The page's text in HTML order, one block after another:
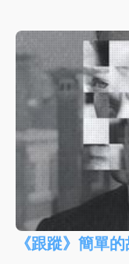
《跟蹤》簡單